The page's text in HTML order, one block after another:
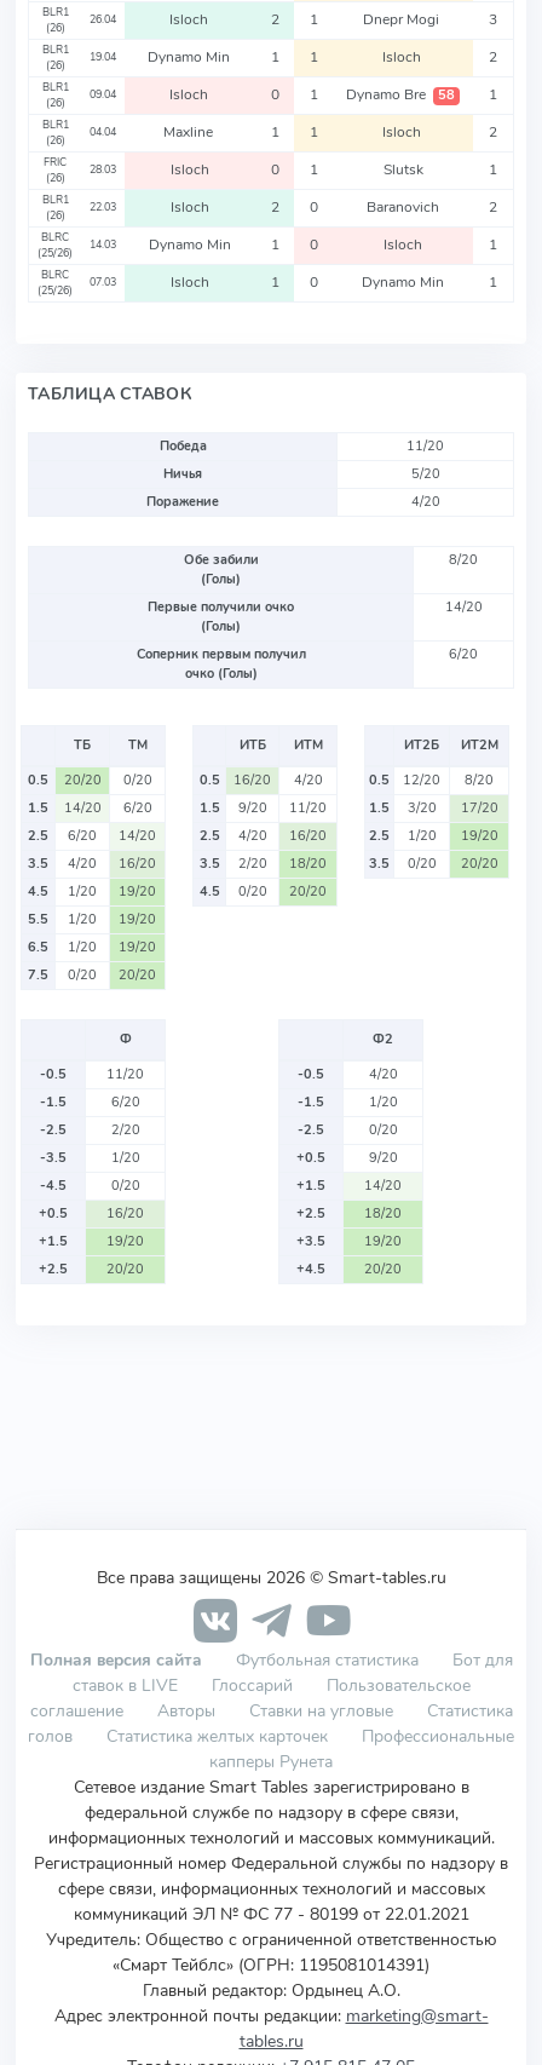
BLR1
(26)
26.04 Isloch 2 1 Dnepr Mogi 3
BLR1
(26)
19.04 Dynamo Min 1 1 Isloch 2
BLR1
(26)
09.04 Isloch 0 1 Dynamo Bre 58 1
BLR1
(26)
04.04 Maxline 1 1 Isloch 2
FRIC
(26)
28.03 Isloch 0 1 Slutsk 1
BLR1
(26)
22.03 Isloch 2 0 Baranovich 2
BLRC
(25/26)
14.03 Dynamo Min 1 0 Isloch 1
BLRC
(25/26)
07.03 Isloch 1 0 Dynamo Min 1
ТАБЛИЦА СТАВОК
Победа
11/20
Ничья
5/20
Поражение
4/20
Обе забили
(Голы)
8/20
Первые получили очко
(Голы)
14/20
Соперник первым получил
очко (Голы)
6/20
ТБ
ТМ
0.5
20/20
0/20
1.5
14/20
6/20
2.5
6/20
14/20
3.5
4/20
16/20
4.5
1/20
19/20
5.5
1/20
19/20
6.5
1/20
19/20
7.5
0/20 20/20
ИТБ
ИТМ
0.5
16/20
4/20
1.5
9/20
11/20
2.5
4/20
16/20
3.5
2/20
18/20
4.5
0/20 20/20
ИТ2Б
ИТ2М
0.5
12/20
8/20
1.5
3/20
17/20
2.5
1/20
19/20
3.5
0/20 20/20
Ф
-0.5
11/20
-1.5
6/20
-2.5
2/20
-3.5
1/20
-4.5
0/20
+0.5
16/20
+1.5
19/20
+2.5
20/20
Ф2
-0.5
4/20
-1.5
1/20
-2.5
0/20
+0.5
9/20
+1.5
14/20
+2.5
18/20
+3.5
19/20
+4.5
20/20
Все права защищены 2026 © Smart-tables.ru
Полная версия сайта Футбольная статистика
Бот для
ставок в LIVE
Глоссарий
Пользовательское
соглашение
Авторы Ставки на угловые
Статистика
голов
Статистика желтых карточек
Профессиональные
капперы Рунета
Сетевое издание Smart Tables зарегистрировано в
федеральной службе по надзору в сфере связи,
информационных технологий и массовых коммуникаций.
Регистрационный номер Федеральной службы по надзору в
сфере связи, информационных технологий и массовых
коммуникаций ЭЛ № ФС 77 - 80199 от 22.01.2021
Учредитель: Общество с ограниченной ответственностью
«Смарт Тейблс» (ОГРН: 1195081014391)
Главный редактор: Ордынец А.О.
Адрес электронной почты редакции: marketing@smart-
tables.ru